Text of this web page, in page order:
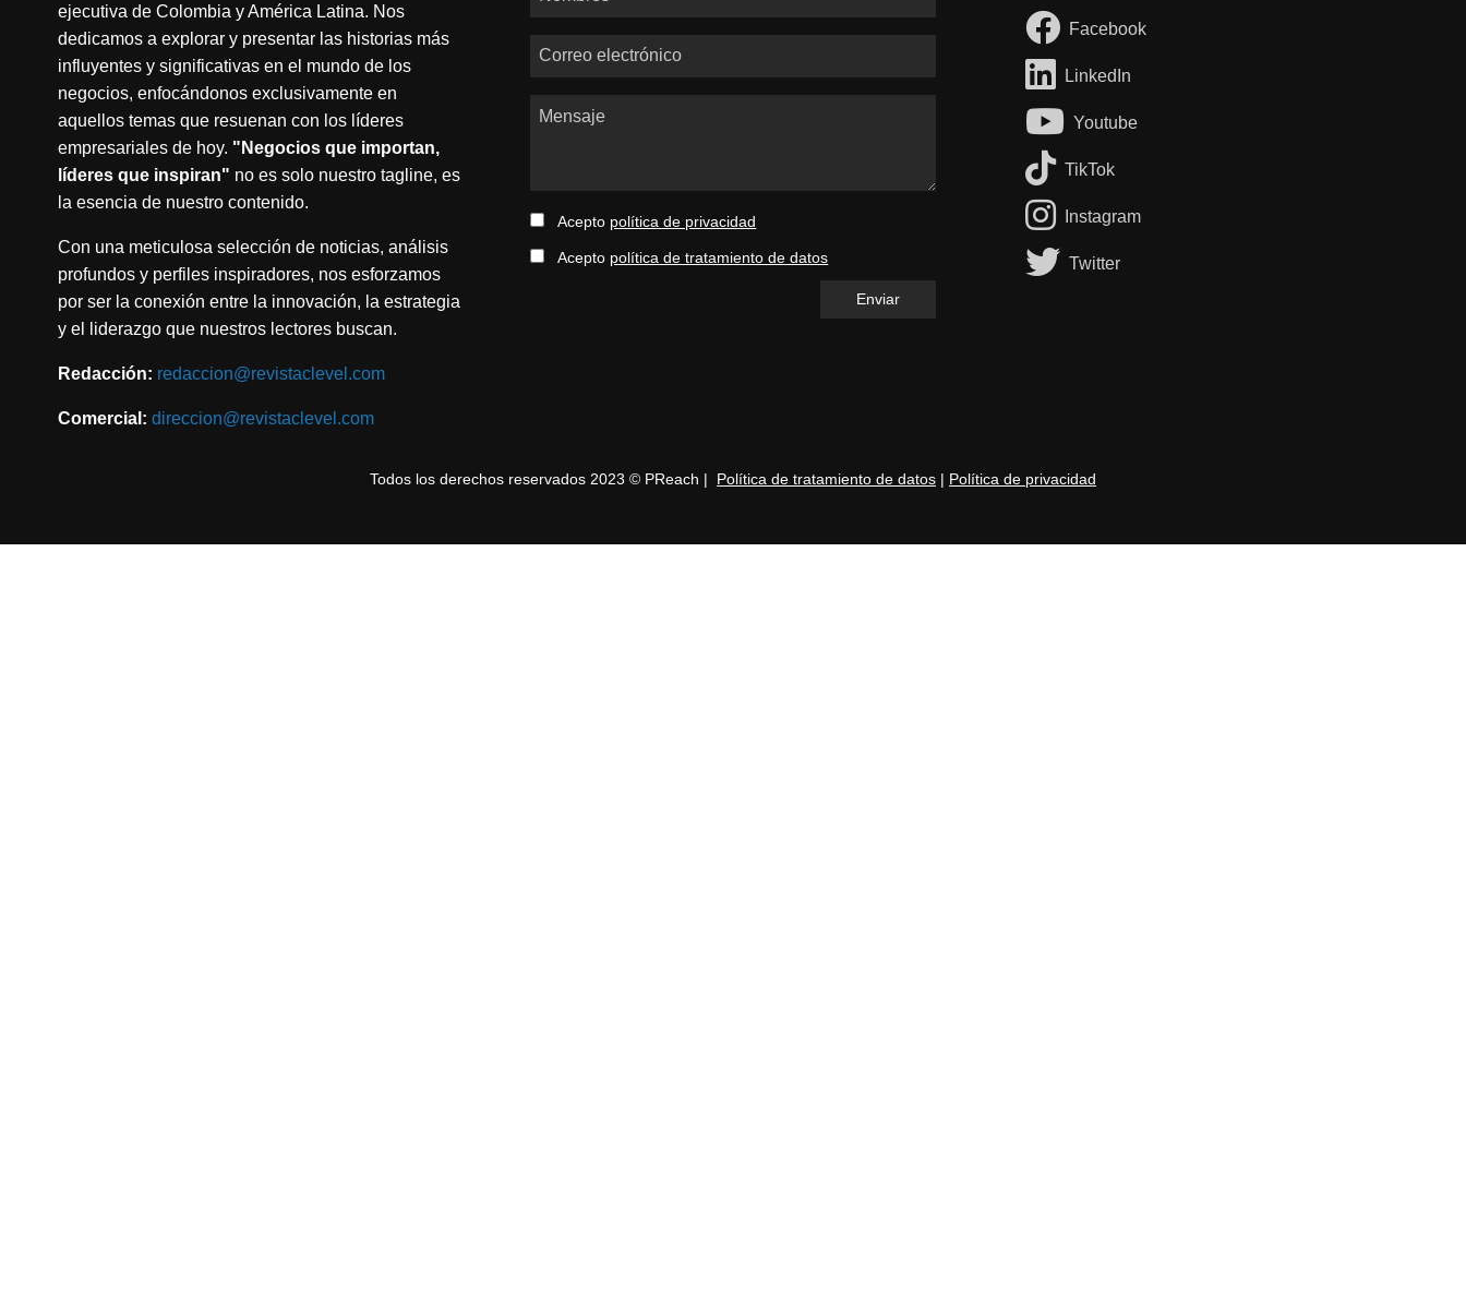
ejecutiva de Colombia y América Latina. Nos
dedicamos a explorar y presentar las historias más
influyentes y significativas en el mundo de los
negocios, enfocándonos exclusivamente en
aquellos temas que resuenan con los líderes
empresariales de hoy. "Negocios que importan,
líderes que inspiran" no es solo nuestro tagline, es
la esencia de nuestro contenido.
Con una meticulosa selección de noticias, análisis
profundos y perfiles inspiradores, nos esforzamos
por ser la conexión entre la innovación, la estrategia
y el liderazgo que nuestros lectores buscan.
Redacción: redaccion@revistaclevel.com
Comercial: direccion@revistaclevel.com
Correo electrónico
Mensaje
Acepto política de privacidad
Acepto política de tratamiento de datos
Facebook
LinkedIn
Youtube
TikTok
Instagram
Twitter
Todos los derechos reservados 2023 © PReach | Política de tratamiento de datos | Política de privacidad